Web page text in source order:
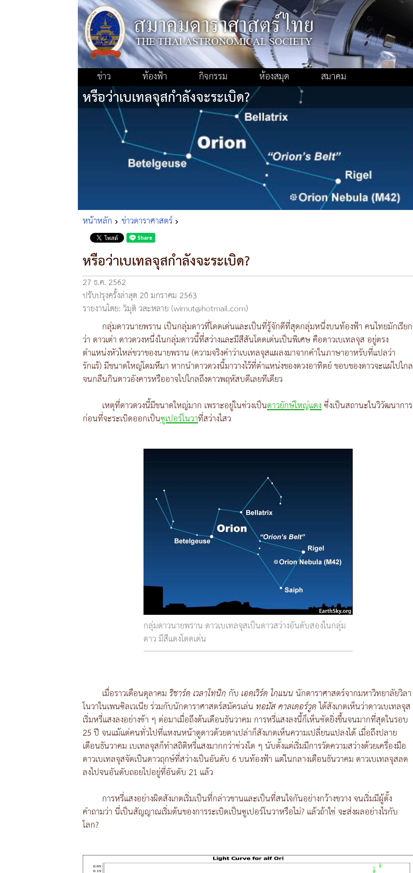
ข่าว ท้องฟ้า กิจกรรม ห้องสมุด สมาคม
หรือว่าเบเทลจุสกำลังจะระเบิด?
หน้าหลัก ข่าวดาราศาสตร์
หรือว่าเบเทลจุสกำลังจะระเบิด?
27 ธ.ค. 2562
ปรับปรุงครั้งล่าสุด 20 มกราคม 2563
รายงานโดย: วิมุติ วสะหลาย (wimut@hotmail.com)
กลุ่มดาวนายพราน เป็นกลุ่มดาวที่โดดเด่นและเป็นที่รู้จักดีที่สุดกลุ่มหนึ่งบนท้องฟ้า คนไทยมักเรียก
ว่า ดาวเต่า ดาวดวงหนึ่งในกลุ่มดาวนี้ที่สว่างและมีสีสันโดดเด่นเป็นพิเศษ คือดาวเบเทลจุส อยู่ตรง
ตำแหน่งหัวไหล่ขวาของนายพราน (ความจริงคำว่าเบเทลจุสแผลงมาจากคำในภาษาอาหรับที่แปลว่า
รักแร้) มีขนาดใหญ่โตมหึมา หากนำดาวดวงนี้มาวางไว้ที่ตำแหน่งของดวงอาทิตย์ ขอบของดาวจะแผ่ไปไกล
จนกลืนกินดาวอังคารหรืออาจไปไกลถึงดาวพฤหัสบดีเลยทีเดียว
เหตุที่ดาวดวงนี้มีขนาดใหญ่มาก เพราะอยู่ในช่วงเป็นดาวยักษ์ใหญ่แดงซึ่งเป็นสถานะในวิวัฒนาการ
ก่อนที่จะระเบิดออกเป็นซูเปอร์โนวาที่สว่างไสว
กลุ่มดาวนายพราน ดาวเบเทลจุสเป็นดาวสว่างอันดับสองในกลุ่ม
ดาว มีสีแดงโดดเด่น
เมื่อราวเดือนตุลาคม ริชาร์ด เวลาโทนิก กับเอดเวิร์ด ไกแนนนักดาราศาสตร์จากมหาวิทยาลัยวิลา
โนวาในเพนซิลเวเนีย ร่วมกับนักดาราศาสตร์สมัครเล่น ทอมัส คาลเดอร์วูดได้สังเกตเห็นว่าดาวเบเทลจุส
เริ่มหรี่แสงลงอย่างช้า ๆ ต่อมาเมื่อถึงต้นเดือนธันวาคม การหรี่แสงลงนี้ก็เห็นชัดยิ่งขึ้นจนมากที่สุดในรอบ
25 ปี จนแม้แต่คนทั่วไปที่แหงนหน้าดูดาวด้วยตาเปล่าก็สังเกตเห็นความเปลี่ยนแปลงได้ เมื่อถึงปลาย
เดือนธันวาคม เบเทลจุสก็ทำสถิติหรี่แสงมากกว่าช่วงใด ๆ นับตั้งแต่เริ่มมีการวัดความสว่างด้วยเครื่องมือ
ดาวเบเทลจุสจัดเป็นดาวฤกษ์ที่สว่างเป็นอันดับ 6 บนท้องฟ้า แต่ในกลางเดือนธันวาคม ดาวเบเทลจุสลด
ลงไปจนอันดับถอยไปอยู่ที่อันดับ 21 แล้ว
การหรี่แสงอย่างผิดสังเกตเริ่มเป็นที่กล่าวขานและเป็นที่สนใจกันอย่างกว้างขวาง จนเริ่มมีผู้ตั้ง
คำถามว่า นี่เป็นสัญญาณเริ่มต้นของการระเบิดเป็นซูเปอร์โนวาหรือไม่? แล้วถ้าใช่ จะส่งผลอย่างไรกับ
โลก?